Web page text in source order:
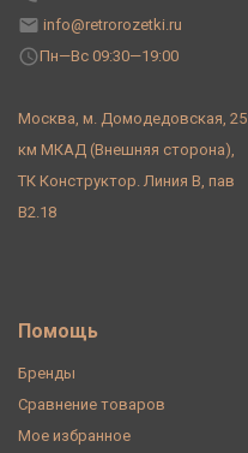
info@retrorozetki.ru
Пн—Вс 09:30—19:00
Москва, м. Домодедовская, 25
км МКАД (Внешняя сторона),
ТК Конструктор. Линия В, пав
В2.18
Помощь
Бренды
Сравнение товаров
Мое избранное